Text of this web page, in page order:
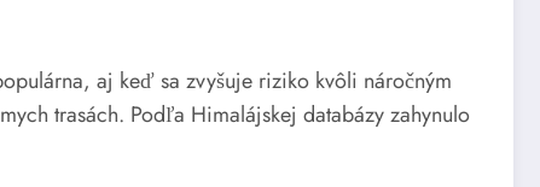
aj keď sa zvyšuje riziko kvôli náročným
trasách. Podľa Himalájskej databázy zahynulo